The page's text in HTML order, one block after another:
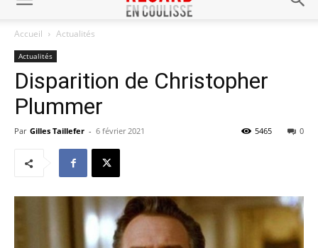
Accueil Actualités
Actualités
Disparition de Christopher
Plummer
Par Gilles Taillefer - 6 février 2021 0
5465